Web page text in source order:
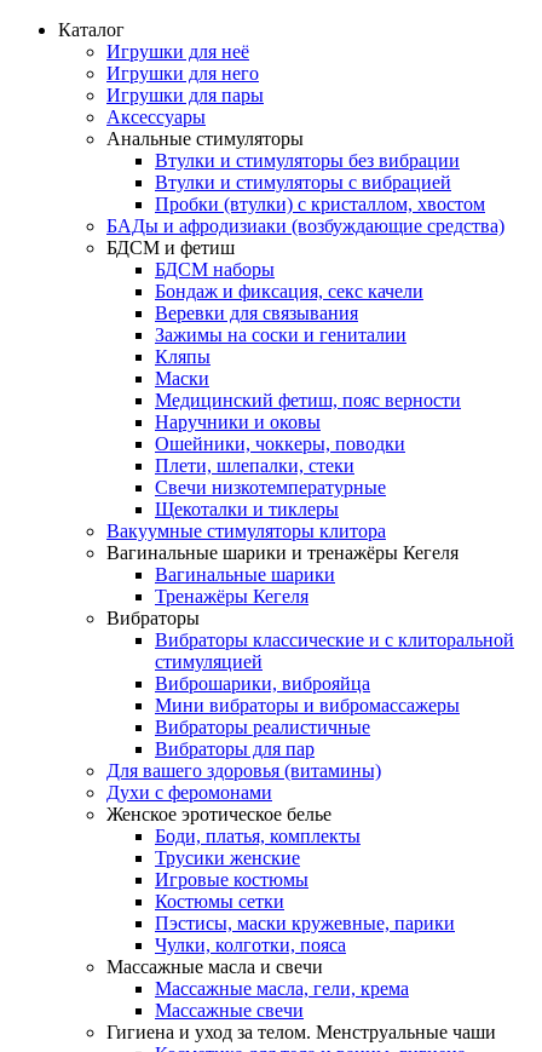
Каталог
Игрушки для неё
Игрушки для него
Игрушки для пары
Аксессуары
Анальные стимуляторы
Втулки и стимуляторы без вибрации
Втулки и стимуляторы с вибрацией
Пробки (втулки) с кристаллом, хвостом
БАДы и афродизиаки (возбуждающие средства)
БДСМ и фетиш
БДСМ наборы
Бондаж и фиксация, секс качели
Веревки для связывания
Зажимы на соски и гениталии
Кляпы
Маски
Медицинский фетиш, пояс верности
Наручники и оковы
Ошейники, чоккеры, поводки
Плети, шлепалки, стеки
Свечи низкотемпературные
Щекоталки и тиклеры
Вакуумные стимуляторы клитора
Вагинальные шарики и тренажёры Кегеля
Вагинальные шарики
Тренажёры Кегеля
Вибраторы
Вибраторы классические и с клиторальной
стимуляцией
Виброшарики, виброяйца
Мини вибраторы и вибромассажеры
Вибраторы реалистичные
Вибраторы для пар
Для вашего здоровья (витамины)
Духи с феромонами
Женское эротическое белье
Боди, платья, комплекты
Трусики женские
Игровые костюмы
Костюмы сетки
Пэстисы, маски кружевные, парики
Чулки, колготки, пояса
Массажные масла и свечи
Массажные масла, гели, крема
Массажные свечи
Гигиена и уход за телом. Менструальные чаши